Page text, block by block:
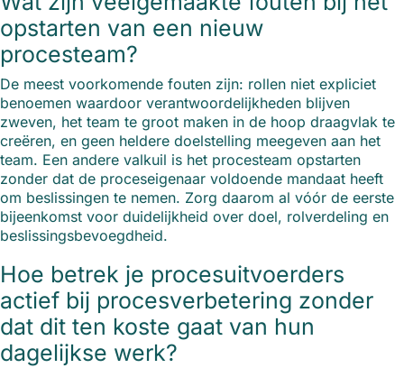
opstarten van een nieuw
procesteam?
De meest voorkomende fouten zijn: rollen niet expliciet
benoemen waardoor verantwoordelijkheden blijven
zweven, het team te groot maken in de hoop draagvlak te
creëren, en geen heldere doelstelling meegeven aan het
team. Een andere valkuil is het procesteam opstarten
zonder dat de proceseigenaar voldoende mandaat heeft
om beslissingen te nemen. Zorg daarom al vóór de eerste
bijeenkomst voor duidelijkheid over doel, rolverdeling en
beslissingsbevoegdheid.
Hoe betrek je procesuitvoerders
actief bij procesverbetering zonder
dat dit ten koste gaat van hun
dagelijkse werk?